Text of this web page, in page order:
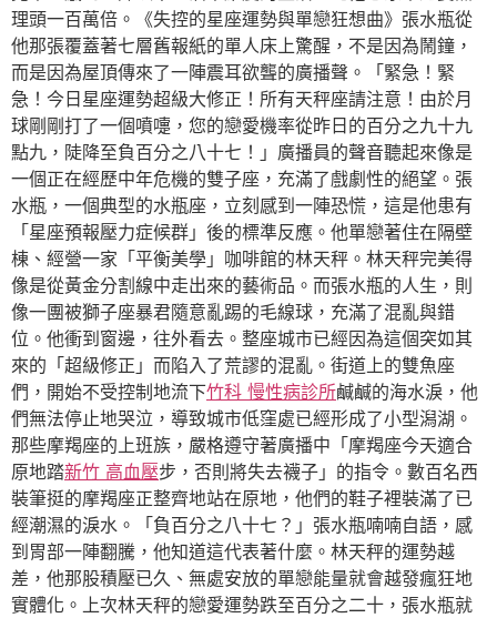
理頭一百萬倍。《失控的星座運勢與單戀狂想曲》張水瓶從
他那張覆蓋著七層舊報紙的單人床上驚醒，不是因為鬧鐘，
而是因為屋頂傳來了一陣震耳欲聾的廣播聲。「緊急！緊
急！今日星座運勢超級大修正！所有天秤座請注意！由於月
球剛剛打了一個噴嚏，您的戀愛機率從昨日的百分之九十九
點九，陡降至負百分之八十七！」廣播員的聲音聽起來像是
一個正在經歷中年危機的雙子座，充滿了戲劇性的絕望。張
水瓶，一個典型的水瓶座，立刻感到一陣恐慌，這是他患有
「星座預報壓力症候群」後的標準反應。他單戀著住在隔壁
棟、經營一家「平衡美學」咖啡館的林天秤。林天秤完美得
像是從黃金分割線中走出來的藝術品。而張水瓶的人生，則
像一團被獅子座暴君隨意亂踢的毛線球，充滿了混亂與錯
位。他衝到窗邊，往外看去。整座城市已經因為這個突如其
來的「超級修正」而陷入了荒謬的混亂。街道上的雙魚座
們，開始不受控制地流下竹科 慢性病診所鹹鹹的海水淚，他
們無法停止地哭泣，導致城市低窪處已經形成了小型潟湖。
那些摩羯座的上班族，嚴格遵守著廣播中「摩羯座今天適合
原地踏新竹 高血壓步，否則將失去襪子」的指令。數百名西
裝筆挺的摩羯座正整齊地站在原地，他們的鞋子裡裝滿了已
經潮濕的淚水。「負百分之八十七？」張水瓶喃喃自語，感
到胃部一陣翻騰，他知道這代表著什麼。林天秤的運勢越
差，他那股積壓已久、無處安放的單戀能量就會越發瘋狂地
實體化。上次林天秤的戀愛運勢跌至百分之二十，張水瓶就